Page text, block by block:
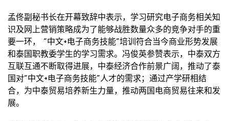
孟佟副秘书长在开幕致辞中表示，学习研究电子商务相关知
识及网上营销策略成为了能够战胜数量众多的竞争对手的重
要一环， “中文+电子商务技能”培训符合当今商业形势发展
和泰国职教委学生的学习需求。冯俊英参赞表示，中泰双方
互联互通不断取得进展，中泰经济合作前景广阔，推动了泰
国对“中文+电子商务技能”人才的需求；通过产学研相结
合，为中泰贸易培养新生力量，推动两国电商贸易往来和发
展。